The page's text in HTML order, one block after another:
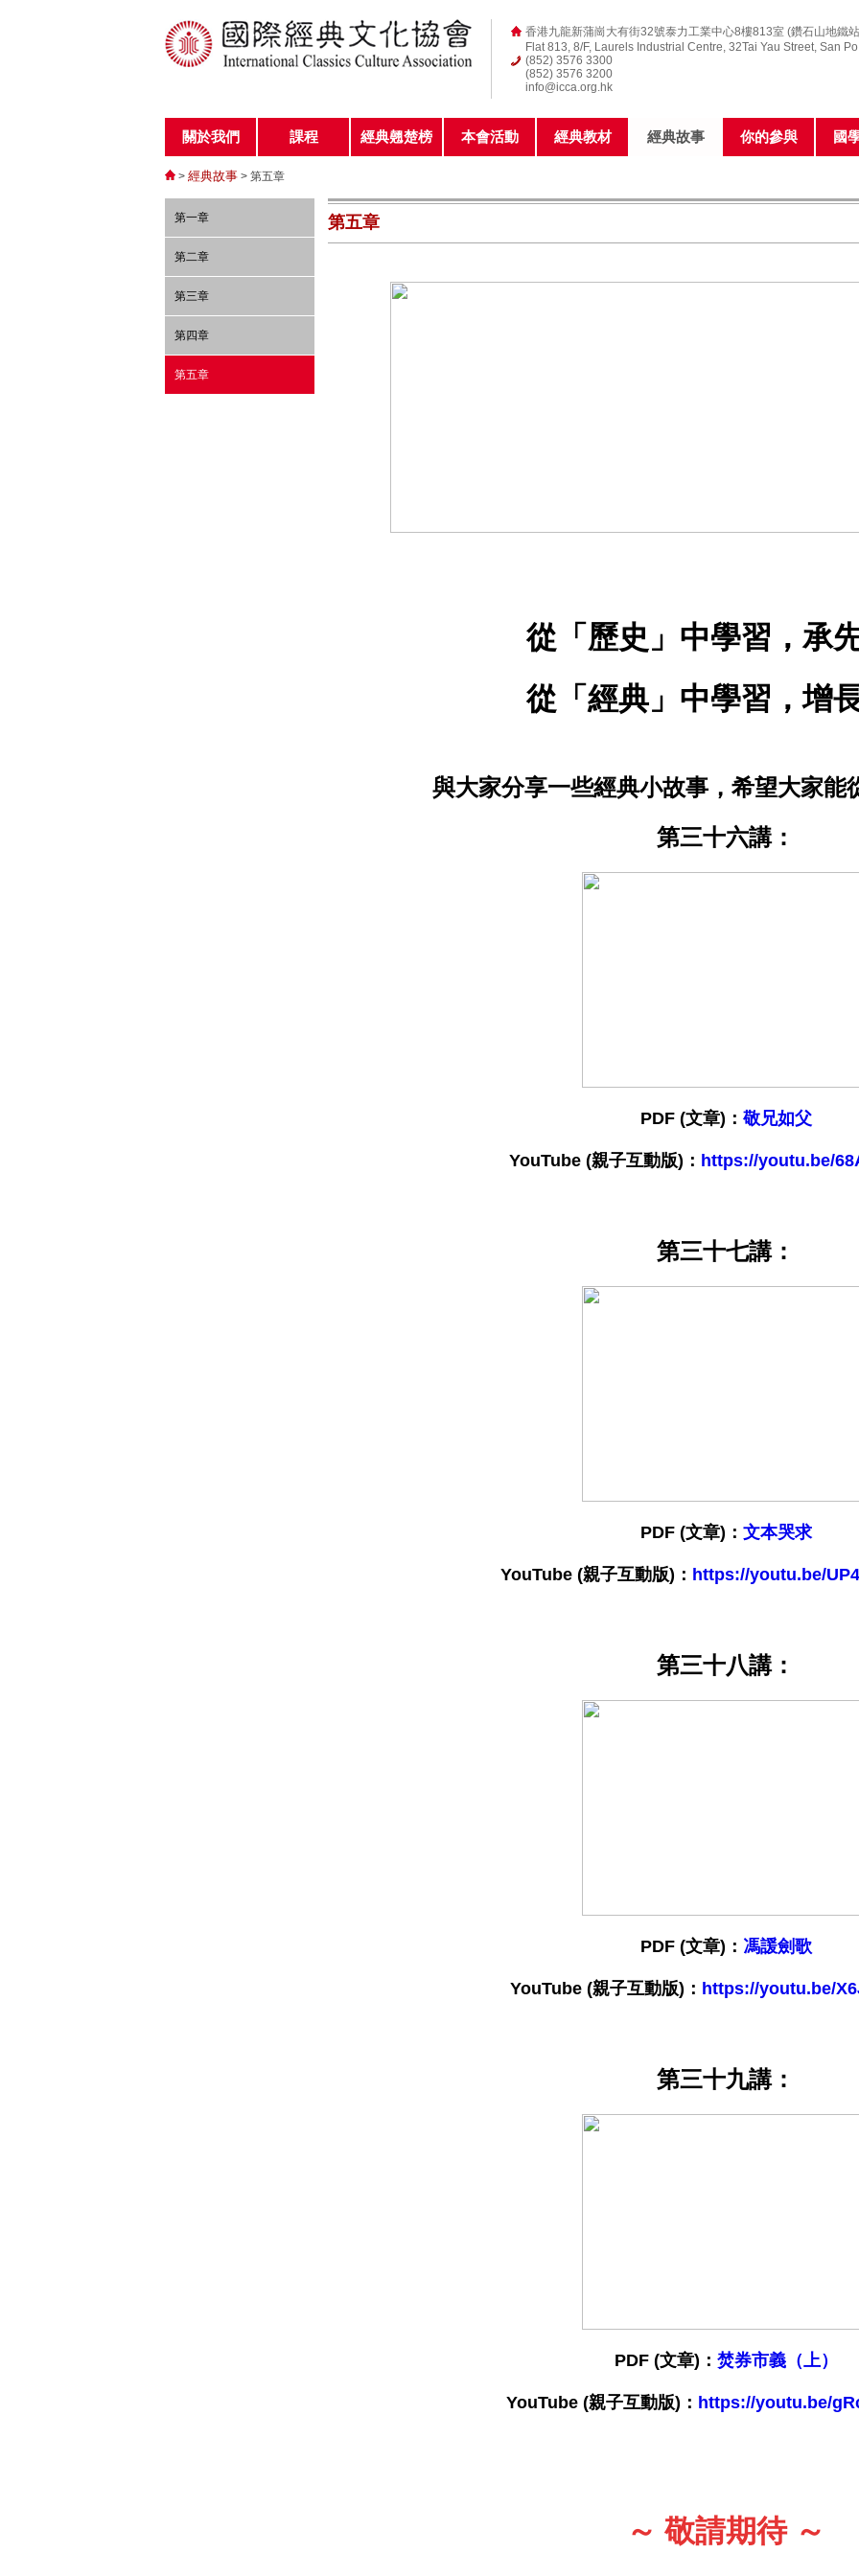
香港九龍新蒲崗大有街32號泰力工業中心8樓813室 (鑽石山地鐵
Flat 813, 8/F, Laurels Industrial Centre, 32Tai Yau Street, San
(852) 3576 3300
(852) 3576 3200
info@icca.org.hk
關於我們 課程 經典翹楚榜 本會活動 經典教材 經典故事 你的參與 國
> 經典故事 > 第五章
第一章
第二章
第三章
第四章
第五章
第五章
從 「 歷史 」 中學習，承
從 「 經典 」 中學習，增
與大家分享一些經典小故事，希望大家能
第三十六講：
PDF (文章)： 敬兄如父
YouTube (親子互動版)： https://youtu.be/
第三十七講：
PDF (文章)： 文本哭求
YouTube (親子互動版)： https://youtu.be/
第三十八講：
PDF (文章)： 馮諼劍歌
YouTube (親子互動版)： https://youtu.be/
第三十九講：
PDF (文章)： 焚券市義（上）
YouTube (親子互動版)： https://youtu.be/
～ 敬請期待 ～